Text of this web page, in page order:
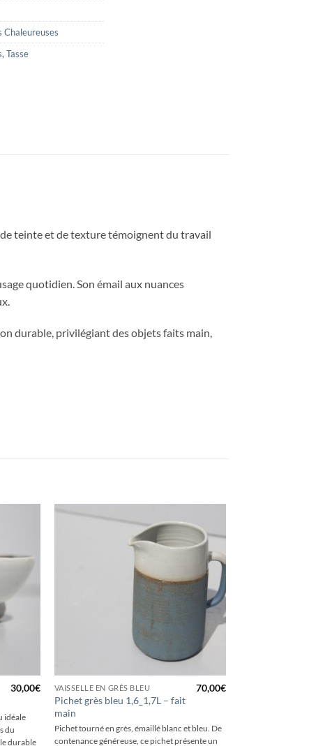
Chaleureuses
, Tasse
de teinte et de texture témoignent du travail
quotidien. Son émail aux nuances
durable, privilégiant des objets faits main,
30,00€
idéale
du
durable
VAISSELLE EN GRÈS BLEU
Pichet grès bleu 1,6_1,7L – fait
main
70,00€
Pichet tourné en grès, émaillé blanc et bleu. De
contenance généreuse, ce pichet présente un